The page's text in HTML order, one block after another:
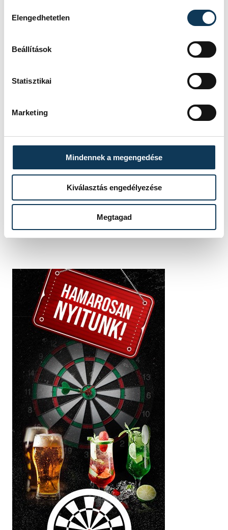
Elengedhetetlen
Beállítások
Statisztikai
Marketing
Mindennek a megengedése
Kiválasztás engedélyezése
Megtagad
elérhető a Kék Hullám expresszvonatokhoz
csatlakozó Tihanybuszokkal.
SZERZŐ
vehir.hu